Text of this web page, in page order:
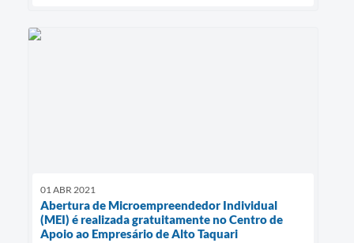
01 ABR 2021
Abertura de Microempreendedor Individual
(MEI) é realizada gratuitamente no Centro de
Apoio ao Empresário de Alto Taquari